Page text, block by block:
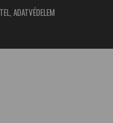
ADATVÉDELEM